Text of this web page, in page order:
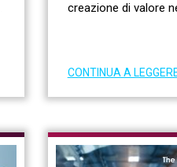
creazione di valore
CONTINUA A